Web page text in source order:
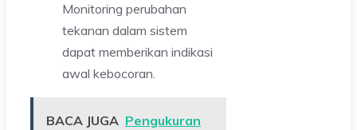
Monitoring perubahan
tekanan dalam sistem
dapat memberikan indikasi
awal kebocoran.
BACA JUGA Pengukuran